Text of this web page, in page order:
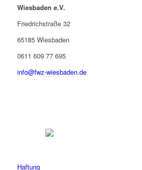
Wiesbaden e.V.
Friedrichstraße 32
65185 Wiesbaden
0611 609 77 695
info@fwz-wiesbaden.de
Haftung